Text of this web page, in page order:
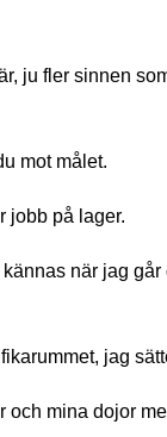
ju fler sinnen
mot målet.
jobb på lager.
när jag går
jag
och mina dojor